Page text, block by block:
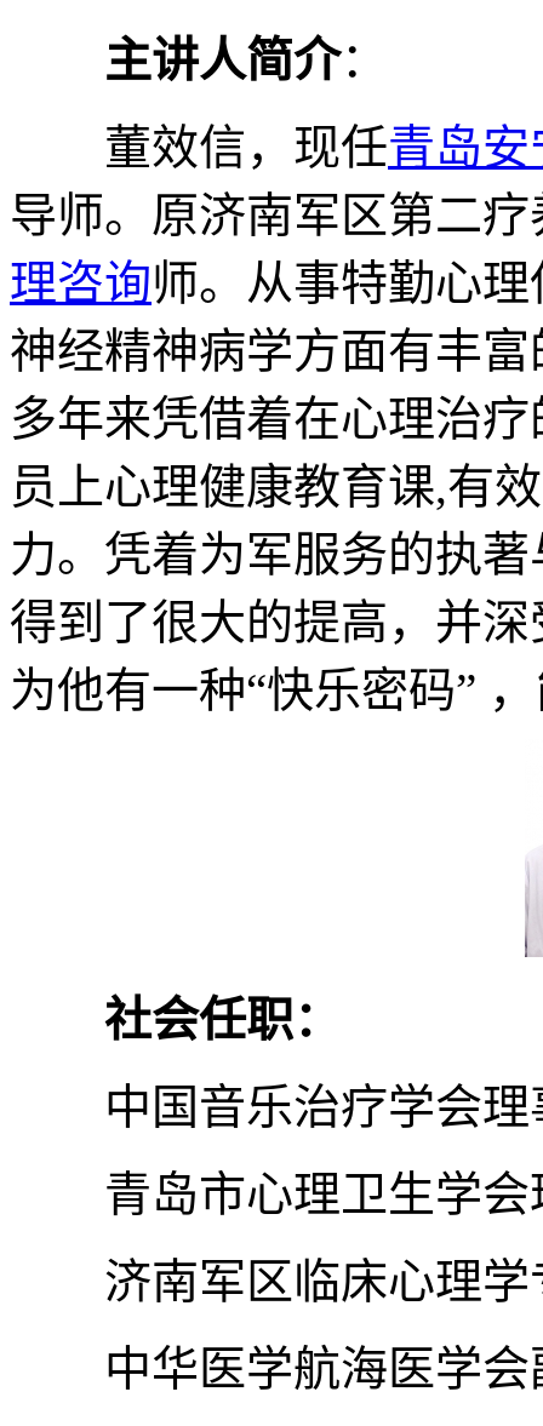
主讲人简介：
董效信，现任青岛
导师。原济南军区第二
理咨询师。从事特勤心
神经精神病学方面有丰
多年来凭借着在心理治
员上心理健康教育课,有
力。凭着为军服务的执
得到了很大的提高，并
为他有一种“快乐密码”
社会任职：
中国音乐治疗学会理
青岛市心理卫生学会
济南军区临床心理学
中华医学航海医学会